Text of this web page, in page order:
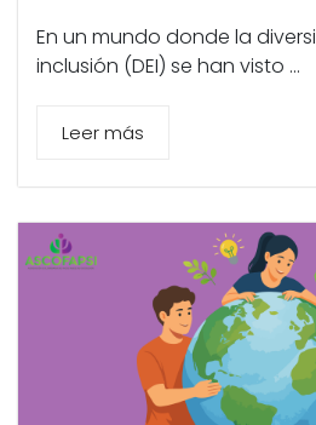
En un mundo donde la
inclusión (DEI) se han visto ...
Leer más